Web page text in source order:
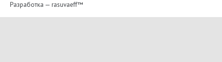
Разработка — rasuvaeff™